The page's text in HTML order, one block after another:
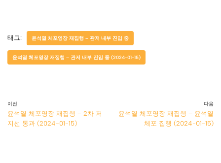
태그: 윤석열 체포영장 재집행 – 관저 내부 진입 중
윤석열 체포영장 재집행 – 관저 내부 진입 중 (2024-01-15)
이전
윤석열 체포영장 재집행 – 2차 저
지선 통과 (2024-01-15)
다음
윤석열 체포영장 재집행 – 윤석열
체포 집행 (2024-01-15)